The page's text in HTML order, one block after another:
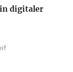
digitaler